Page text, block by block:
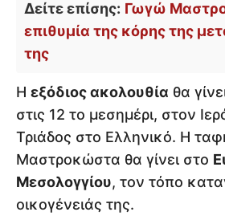
Δείτε επίσης: Γωγώ
επιθυμία της κόρης της
της
Η εξόδιος ακολουθία θα
στις 12 το μεσημέρι, στον
Τριάδος στο Ελληνικό. Η
Μαστροκώστα θα γίνει στο
Μεσολογγίου, τον τόπο
οικογένειάς της.